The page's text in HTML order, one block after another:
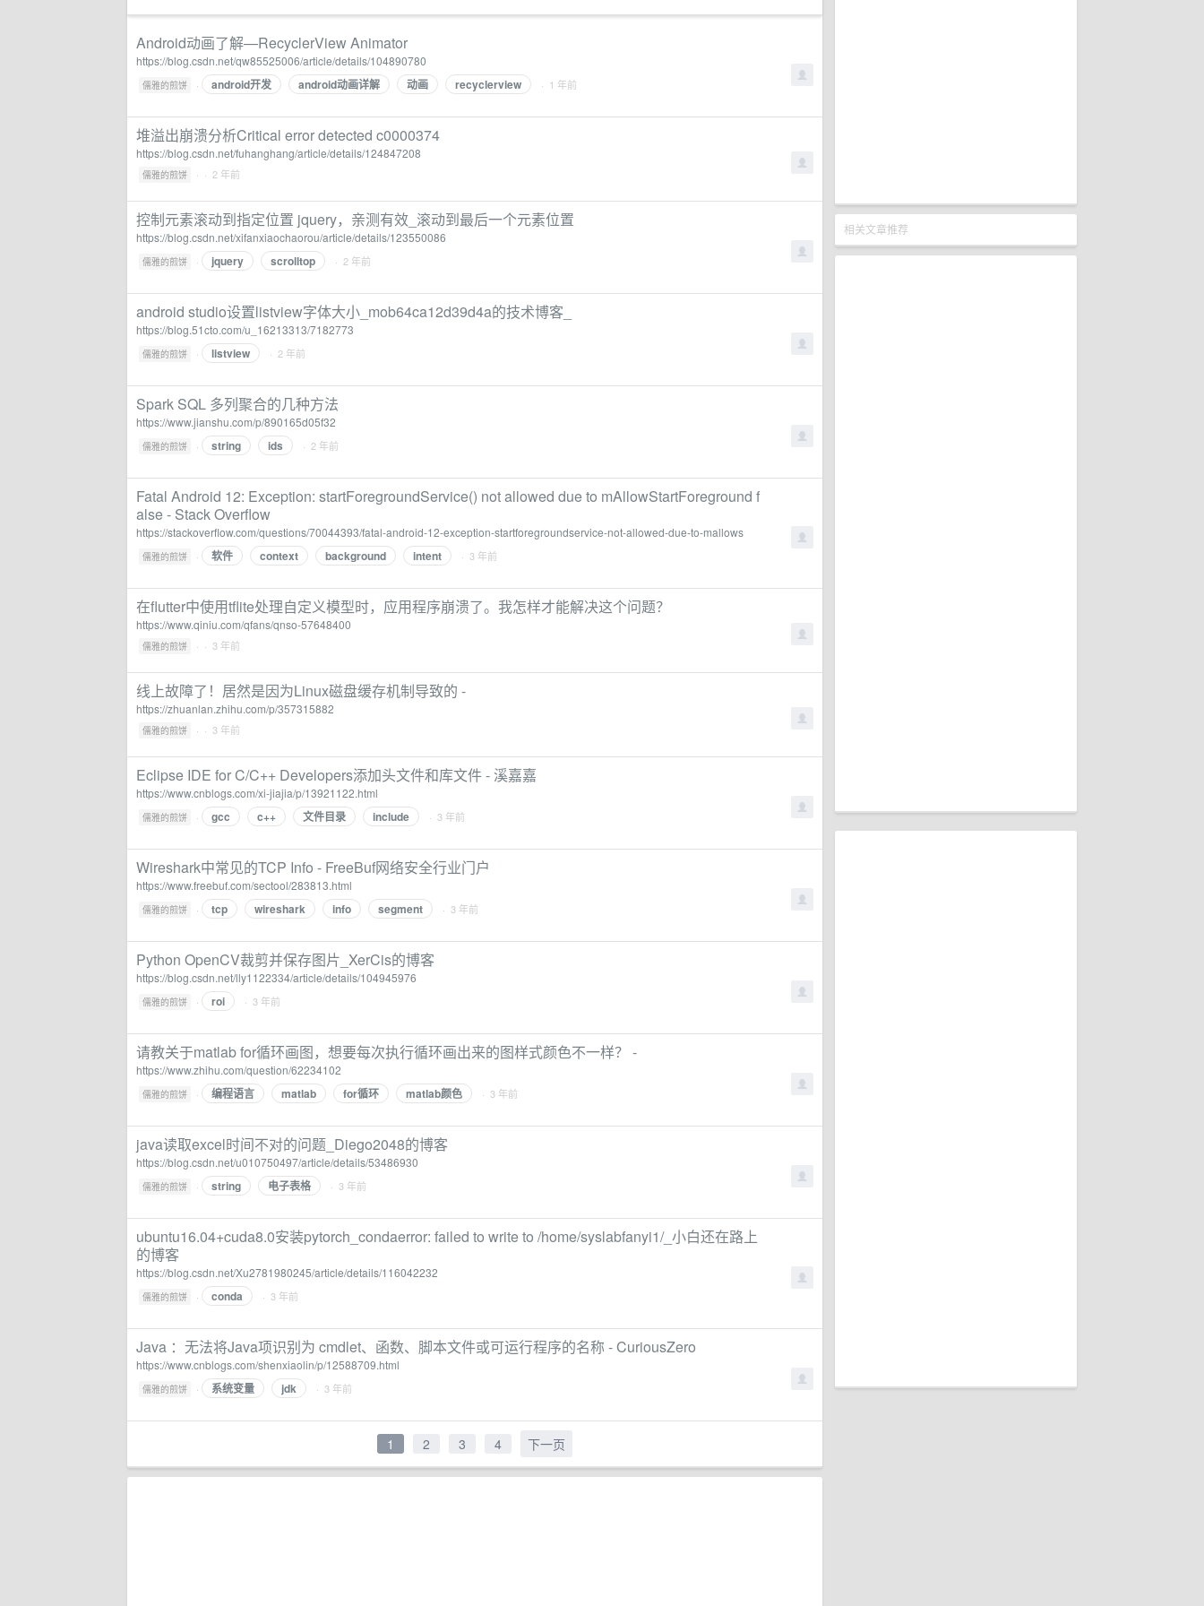
相关文章推荐
Android动画了解—RecyclerView Animator
https://blog.csdn.net/qw85525006/article/details/104890780
儒雅的煎饼 · android开发 android动画详解 动画 recyclerview · 1 年前
堆溢出崩溃分析Critical error detected c0000374
https://blog.csdn.net/fuhanghang/article/details/124847208
儒雅的煎饼 · · 2 年前
控制元素滚动到指定位置 jquery，亲测有效_滚动到最后一个元素位置
https://blog.csdn.net/xifanxiaochaorou/article/details/123550086
儒雅的煎饼 · jquery scrolltop · 2 年前
android studio设置listview字体大小_mob64ca12d39d4a的技术博客_
https://blog.51cto.com/u_16213313/7182773
儒雅的煎饼 · listview · 2 年前
Spark SQL 多列聚合的几种方法
https://www.jianshu.com/p/890165d05f32
儒雅的煎饼 · string ids · 2 年前
Fatal Android 12: Exception: startForegroundService() not allowed due to mAllowStartForeground f
alse - Stack Overflow
https://stackoverflow.com/questions/70044393/fatal-android-12-exception-startforegroundservice-not-allowed-due-to-mallows
儒雅的煎饼 · 软件 context background intent · 3 年前
在flutter中使用tflite处理自定义模型时，应用程序崩溃了。我怎样才能解决这个问题？
https://www.qiniu.com/qfans/qnso-57648400
儒雅的煎饼 · · 3 年前
线上故障了！居然是因为Linux磁盘缓存机制导致的 -
https://zhuanlan.zhihu.com/p/357315882
儒雅的煎饼 · · 3 年前
Eclipse IDE for C/C++ Developers添加头文件和库文件 - 溪嘉嘉
https://www.cnblogs.com/xi-jiajia/p/13921122.html
儒雅的煎饼 · gcc c++ 文件目录 include · 3 年前
Wireshark中常见的TCP Info - FreeBuf网络安全行业门户
https://www.freebuf.com/sectool/283813.html
儒雅的煎饼 · tcp wireshark info segment · 3 年前
Python OpenCV裁剪并保存图片_XerCis的博客
https://blog.csdn.net/lly1122334/article/details/104945976
儒雅的煎饼 · roi · 3 年前
请教关于matlab for循环画图，想要每次执行循环画出来的图样式颜色不一样？ -
https://www.zhihu.com/question/62234102
儒雅的煎饼 · 编程语言 matlab for循环 matlab颜色 · 3 年前
java读取excel时间不对的问题_Diego2048的博客
https://blog.csdn.net/u010750497/article/details/53486930
儒雅的煎饼 · string 电子表格 · 3 年前
ubuntu16.04+cuda8.0安装pytorch_condaerror: failed to write to /home/syslabfanyi1/_小白还在路上
的博客
https://blog.csdn.net/Xu2781980245/article/details/116042232
儒雅的煎饼 · conda · 3 年前
Java ：无法将Java项识别为 cmdlet、函数、脚本文件或可运行程序的名称 - CuriousZero
https://www.cnblogs.com/shenxiaolin/p/12588709.html
儒雅的煎饼 · 系统变量 jdk · 3 年前
1 2 3 4 下一页